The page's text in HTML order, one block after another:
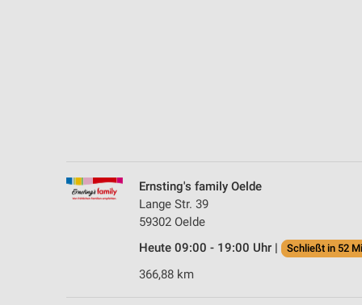
Ernsting's family Oelde
Lange Str. 39
59302 Oelde
Heute 09:00 - 19:00 Uhr |
Schließt in 52
366,88 km
Verwendung genauer Standortdaten
Geräte anhand von aktiv angeforderten Informationen